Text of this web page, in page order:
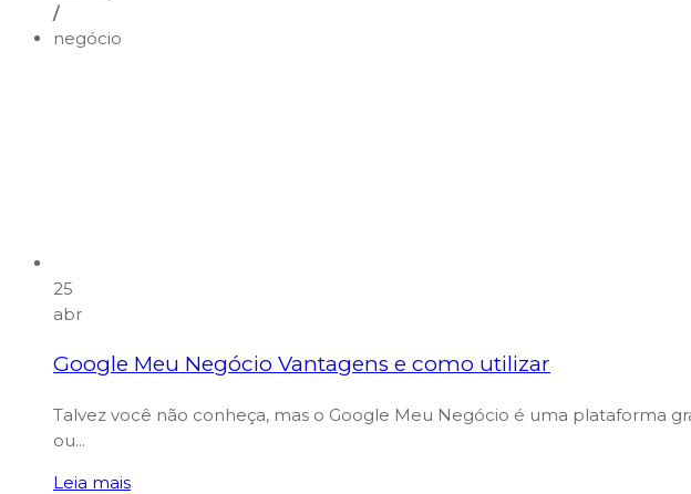
/
negócio
25
abr
Google Meu Negócio Vantagens e como utilizar
Talvez você não conheça, mas o Google Meu Negócio é uma plataforma
ou...
Leia mais